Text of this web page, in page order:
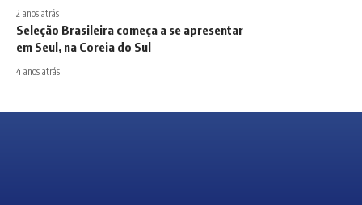
2 anos atrás
Seleção Brasileira começa a se apresentar
em Seul, na Coreia do Sul
4 anos atrás